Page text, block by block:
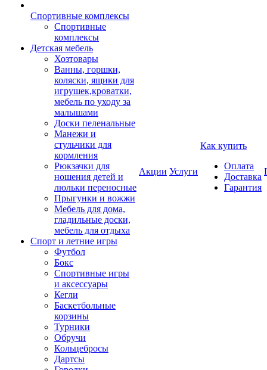
Спортивные комплексы
Спортивные
комплексы
Детская мебель
Хозтовары
Ванны, горшки,
коляски, ящики для
игрушек,кроватки,
мебель по уходу за
малышами
Доски пеленальные
Манежи и
стульчики для
кормления
Рюкзачки для
ношения детей и
люльки переносные
Прыгунки и вожжи
Мебель для дома,
гладильные доски,
мебель для отдыха
Спорт и летние игры
Футбол
Бокс
Спортивные игры
и аксессуары
Кегли
Баскетбольные
корзины
Турники
Обручи
Кольцебросы
Дартсы
Акции Услуги
Как купить
Оплата
Доставка
Гарантия